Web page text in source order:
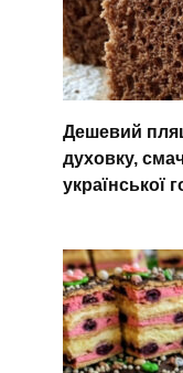
Дешевий
духовку,
української